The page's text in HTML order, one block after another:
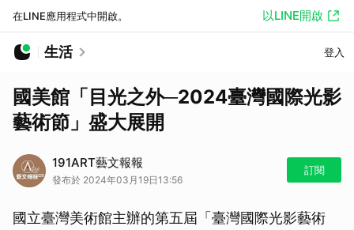
在LINE應用程式中開啟。 以LINE開啟
生活 登入
國美館「目光之外─2024臺灣國際光影
藝術節」盛大展開
191ART藝文報報
發布於 2024年03月19日13:56
訂閱
國立臺灣美術館主辦的第五屆「臺灣國際光影藝術